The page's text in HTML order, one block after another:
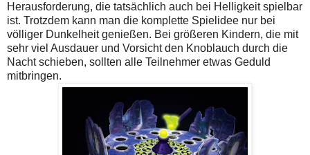
Herausforderung, die tatsächlich auch bei Helligkeit spielbar
ist. Trotzdem kann man die komplette Spielidee nur bei
völliger Dunkelheit genießen. Bei größeren Kindern, die mit
sehr viel Ausdauer und Vorsicht den Knoblauch durch die
Nacht schieben, sollten alle Teilnehmer etwas Geduld
mitbringen.